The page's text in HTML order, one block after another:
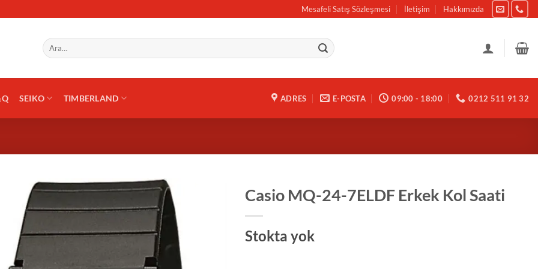
Mesafeli Satış Sözleşmesi İletişim Hakkımızda
Ara:
SEIKO TIMBERLAND ADRES E-POSTA 09:00 - 18:00 0212 511 91 32
Casio MQ-24-7ELDF Erkek Kol Saati
Stokta yok